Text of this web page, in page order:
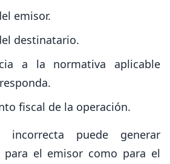
emisor.
destinatario.
a la normativa aplicable
fiscal de la operación.
incorrecta puede generar
para el emisor como para el